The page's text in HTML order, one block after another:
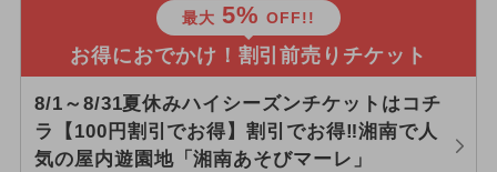
最大 5% OFF!!
お得におでかけ！割引前売りチケット
8/1～8/31夏休みハイシーズンチケットはコチ
ラ【100円割引でお得】割引でお得‼湘南で人
気の屋内遊園地「湘南あそびマーレ」